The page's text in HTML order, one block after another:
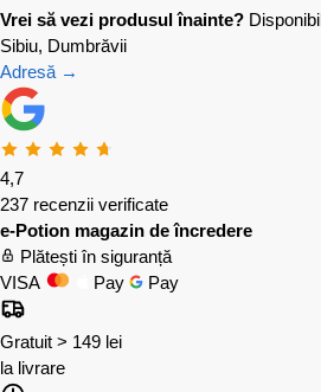
Vrei să vezi produsul înainte?
Sibiu, Dumbrăvii
Adresă →
4,7
237 recenzii verificate
e-Potion magazin de încredere
Plătești în siguranță
VISA
Pay Pay
Gratuit > 149 lei
la livrare